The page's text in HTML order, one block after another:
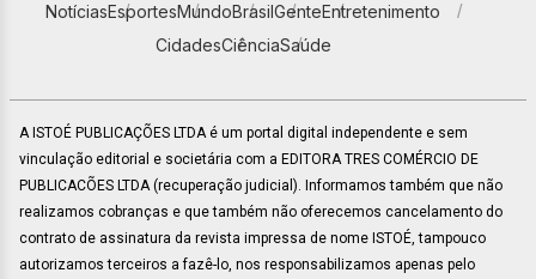
NotíciasEsportesMundoBrasilGenteEntretenimento
CidadesCiênciaSaúde
A ISTOÉ PUBLICAÇÕES LTDA é um portal digital independente e sem
vinculação editorial e societária com a EDITORA TRES COMÉRCIO DE
PUBLICACÕES LTDA (recuperação judicial). Informamos também que não
realizamos cobranças e que também não oferecemos cancelamento do
contrato de assinatura da revista impressa de nome ISTOÉ, tampouco
autorizamos terceiros a fazê-lo, nos responsabilizamos apenas pelo